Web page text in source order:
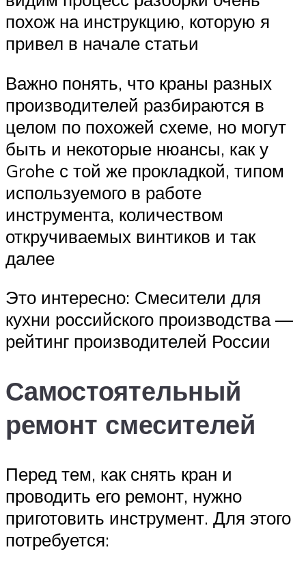
похож на инструкцию, которую я
привел в начале статьи
Важно понять, что краны разных
производителей разбираются в
целом по похожей схеме, но могут
быть и некоторые нюансы, как у
Grohe с той же прокладкой, типом
используемого в работе
инструмента, количеством
откручиваемых винтиков и так
далее
Это интересно: Смесители для
кухни российского производства —
рейтинг производителей России
Самостоятельный
ремонт смесителей
Перед тем, как снять кран и
проводить его ремонт, нужно
приготовить инструмент. Для этого
потребуется: